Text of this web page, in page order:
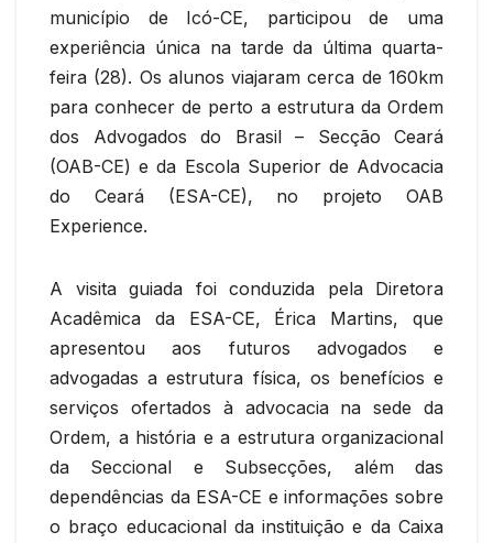
município de Icó-CE, participou de uma
experiência única na tarde da última quarta-
feira (28). Os alunos viajaram cerca de 160km
para conhecer de perto a estrutura da Ordem
dos Advogados do Brasil – Secção Ceará
(OAB-CE) e da Escola Superior de Advocacia
do Ceará (ESA-CE), no projeto OAB
Experience.
A visita guiada foi conduzida pela Diretora
Acadêmica da ESA-CE, Érica Martins, que
apresentou aos futuros advogados e
advogadas a estrutura física, os benefícios e
serviços ofertados à advocacia na sede da
Ordem, a história e a estrutura organizacional
da Seccional e Subsecções, além das
dependências da ESA-CE e informações sobre
o braço educacional da instituição e da Caixa